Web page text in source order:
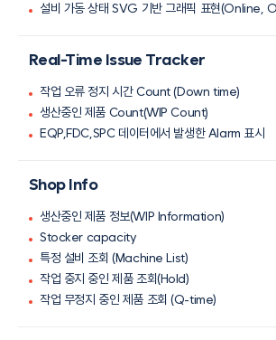
설비 가동 상태 SVG 기반 그래픽 표현(Online,
Real-Time Issue Tracker
작업 오류 정지 시간 Count (Down time)
생산중인 제품 Count(WIP Count)
EQP,FDC,SPC 데이터에서 발생한 Alarm 표시
Shop Info
생산중인 제품 정보(WIP Information)
Stocker capacity
특정 설비 조회 (Machine List)
작업 중지 중인 제품 조회(Hold)
작업 무정지 중인 제품 조회 (Q-time)